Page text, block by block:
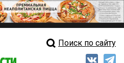
Свежий выпускПоиск по сайту